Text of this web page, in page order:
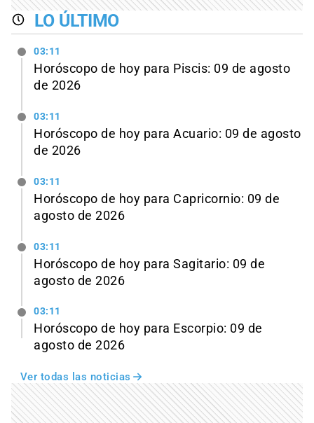
LO ÚLTIMO
03:11
Horóscopo de hoy para Piscis: 09 de agosto
de 2026
03:11
Horóscopo de hoy para Acuario: 09 de agosto
de 2026
03:11
Horóscopo de hoy para Capricornio: 09 de
agosto de 2026
03:11
Horóscopo de hoy para Sagitario: 09 de
agosto de 2026
03:11
Horóscopo de hoy para Escorpio: 09 de
agosto de 2026
Ver todas las noticias